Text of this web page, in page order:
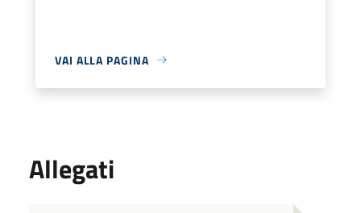
VAI ALLA PAGINA
Allegati